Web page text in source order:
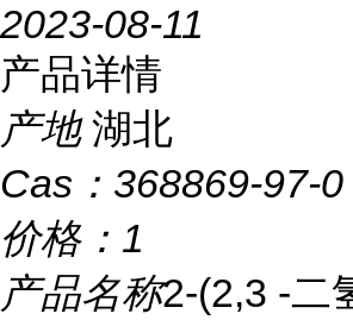
2023-08-11
产品详情
产地 湖北
Cas： 368869-97-0
价格： 1
产品名称2-(2,3 -二